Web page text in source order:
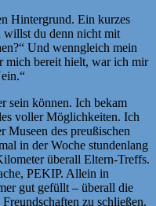
Hintergrund. Ein kurzes
willst du denn nicht mit
Und wenngleich mein
mich bereit hielt, war ich mir
sein können. Ich bekam
voller Möglichkeiten. Ich
Museen des preußischen
in der Woche stundenlang
überall Eltern-Treffs.
PEKIP. Allein in
gut gefüllt – überall die
zu schließen.